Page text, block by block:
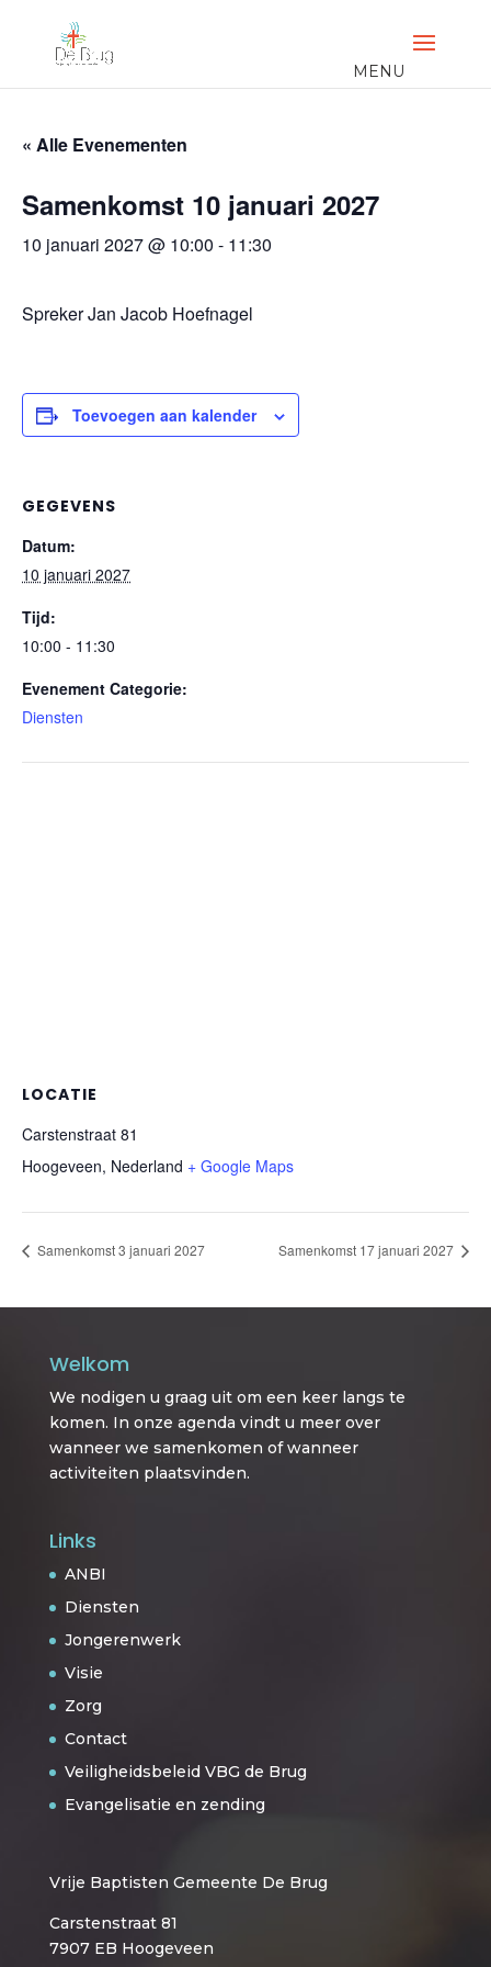
« Alle Evenementen
Samenkomst 10 januari 2027
10 januari 2027 @ 10:00 - 11:30
Spreker Jan Jacob Hoefnagel
Toevoegen aan kalender
GEGEVENS
Datum:
10 januari 2027
Tijd:
10:00 - 11:30
Evenement Categorie:
Diensten
LOCATIE
Carstenstraat 81
Hoogeveen, Nederland + Google Maps
Samenkomst 3 januari 2027 Samenkomst 17 januari 2027
Welkom
We nodigen u graag uit om een keer langs te
komen. In onze agenda vindt u meer over
wanneer we samenkomen of wanneer
activiteiten plaatsvinden.
Links
ANBI
Diensten
Jongerenwerk
Visie
Zorg
Contact
Veiligheidsbeleid VBG de Brug
Evangelisatie en zending
Vrije Baptisten Gemeente De Brug
Carstenstraat 81
7907 EB Hoogeveen